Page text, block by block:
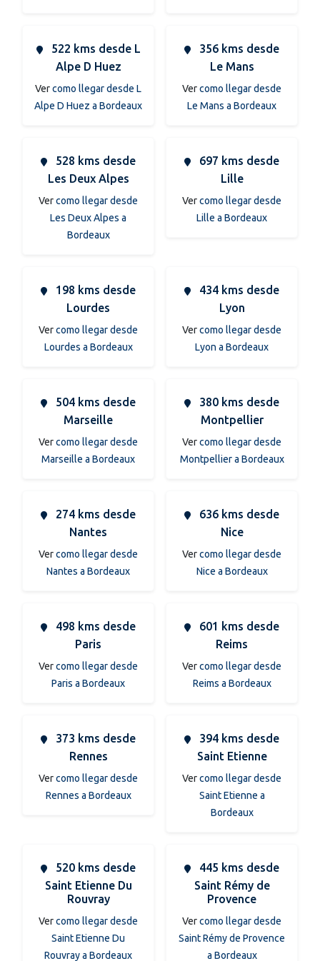
522 kms desde L
Alpe D Huez
Vercomo llegar desde L
Alpe D Huez a Bordeaux
356 kms desde
Le Mans
Vercomo llegar desde
Le Mans a Bordeaux
528 kms desde
Les Deux Alpes
Vercomo llegar desde
Les Deux Alpes a
Bordeaux
697 kms desde
Lille
Vercomo llegar desde
Lille a Bordeaux
198 kms desde
Lourdes
Vercomo llegar desde
Lourdes a Bordeaux
434 kms desde
Lyon
Vercomo llegar desde
Lyon a Bordeaux
504 kms desde
Marseille
Vercomo llegar desde
Marseille a Bordeaux
380 kms desde
Montpellier
Vercomo llegar desde
Montpellier a Bordeaux
274 kms desde
Nantes
Vercomo llegar desde
Nantes a Bordeaux
636 kms desde
Nice
Vercomo llegar desde
Nice a Bordeaux
498 kms desde
Paris
Vercomo llegar desde
Paris a Bordeaux
601 kms desde
Reims
Vercomo llegar desde
Reims a Bordeaux
373 kms desde
Rennes
Vercomo llegar desde
Rennes a Bordeaux
394 kms desde
Saint Etienne
Vercomo llegar desde
Saint Etienne a
Bordeaux
520 kms desde
Saint Etienne Du
Rouvray
Vercomo llegar desde
Saint Etienne Du
Rouvray a Bordeaux
445 kms desde
Saint Rémy de
Provence
Vercomo llegar desde
Saint Rémy de Provence
a Bordeaux